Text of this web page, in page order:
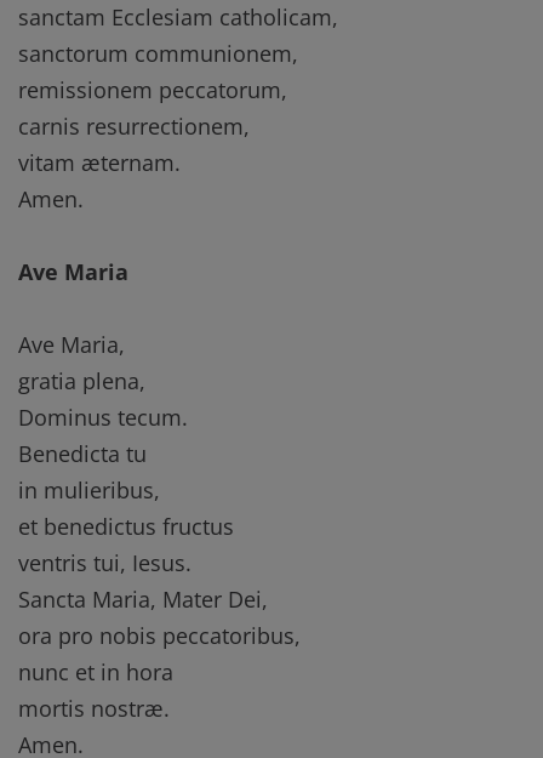
sanctam Ecclesiam catholicam,
sanctorum communionem,
remissionem peccatorum,
carnis resurrectionem,
vitam æternam.
Amen.
Ave Maria
Ave Maria,
gratia plena,
Dominus tecum.
Benedicta tu
in mulieribus,
et benedictus fructus
ventris tui, Iesus.
Sancta Maria, Mater Dei,
ora pro nobis peccatoribus,
nunc et in hora
mortis nostræ.
Amen.